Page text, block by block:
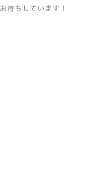
お待ちしています！